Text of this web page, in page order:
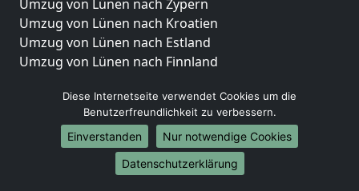
Umzug von Lünen nach Zypern
Umzug von Lünen nach Kroatien
Umzug von Lünen nach Estland
Umzug von Lünen nach Finnland
Umzug von Lünen nach Griechenland
Umzug von Lünen nach Italien
Umzug von Lünen nach Liechtenstein
Umzug von Lünen nach Luxemburg
Umzug von Lünen nach Niederlande
Diese Internetseite verwendet Cookies um die
Benutzerfreundlichkeit zu verbessern.
Einverstanden
Nur notwendige Cookies
Datenschutzerklärung